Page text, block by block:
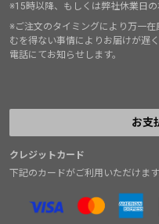
※15時以降、もしくは弊社休業日
※ご注文のタイミングにより万一
むを得ない事情によりお届けが遅
電話にてお知らせします。
お支
クレジットカード
下記のカードがご利用いただけます